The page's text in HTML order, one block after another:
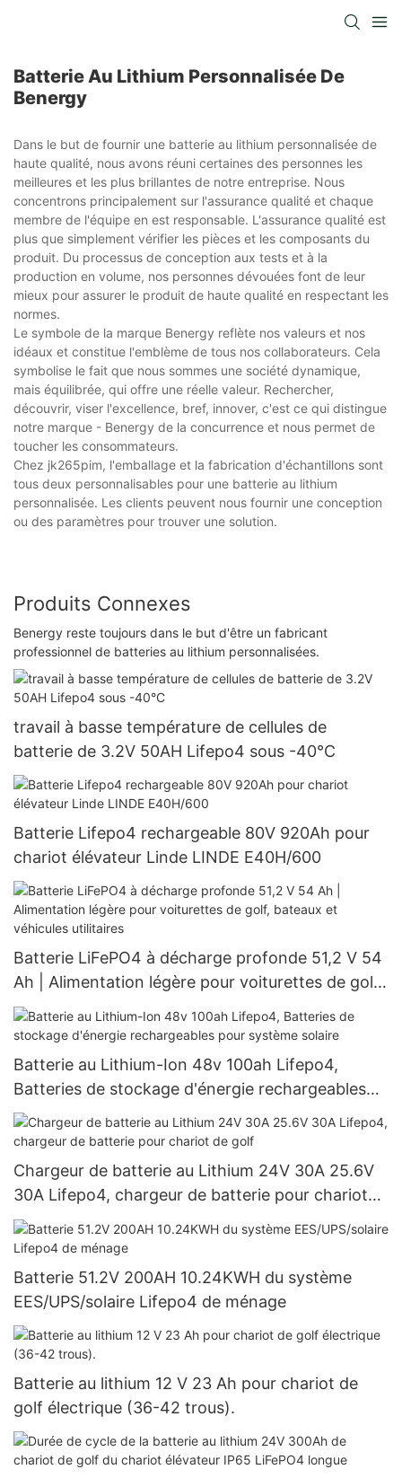
Batterie Au Lithium Personnalisée De
Benergy
Dans le but de fournir une batterie au lithium personnalisée de
haute qualité, nous avons réuni certaines des personnes les
meilleures et les plus brillantes de notre entreprise. Nous
concentrons principalement sur l'assurance qualité et chaque
membre de l'équipe en est responsable. L'assurance qualité est
plus que simplement vérifier les pièces et les composants du
produit. Du processus de conception aux tests et à la
production en volume, nos personnes dévouées font de leur
mieux pour assurer le produit de haute qualité en respectant les
normes.
Le symbole de la marque Benergy reflète nos valeurs et nos
idéaux et constitue l'emblème de tous nos collaborateurs. Cela
symbolise le fait que nous sommes une société dynamique,
mais équilibrée, qui offre une réelle valeur. Rechercher,
découvrir, viser l'excellence, bref, innover, c'est ce qui distingue
notre marque - Benergy de la concurrence et nous permet de
toucher les consommateurs.
Chez jk265pim, l'emballage et la fabrication d'échantillons sont
tous deux personnalisables pour une batterie au lithium
personnalisée. Les clients peuvent nous fournir une conception
ou des paramètres pour trouver une solution.
Produits Connexes
Benergy reste toujours dans le but d'être un fabricant
professionnel de batteries au lithium personnalisées.
travail à basse température de cellules de
batterie de 3.2V 50AH Lifepo4 sous -40°C
Batterie Lifepo4 rechargeable 80V 920Ah pour
chariot élévateur Linde LINDE E40H/600
Batterie LiFePO4 à décharge profonde 51,2 V 54
Ah | Alimentation légère pour voiturettes de golf,
bateaux et véhicules utilitaires
Batterie au Lithium-Ion 48v 100ah Lifepo4,
Batteries de stockage d'énergie rechargeables
pour système solaire
Chargeur de batterie au Lithium 24V 30A 25.6V
30A Lifepo4, chargeur de batterie pour chariot
de golf
Batterie 51.2V 200AH 10.24KWH du système
EES/UPS/solaire Lifepo4 de ménage
Batterie au lithium 12 V 23 Ah pour chariot de
golf électrique (36-42 trous).